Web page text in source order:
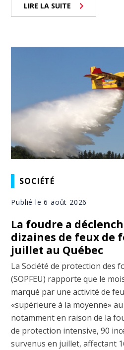
LIRE LA SUITE
SOCIÉTÉ
Publié le 6 août 2026
La foudre a
dizaines de feux de
juillet au Québec
La Société de protection des
(SOPFEU) rapporte que le
marqué par une activité de
«supérieure à la moyenne»
notamment en raison de la
de protection intensive, 90
survenus en juillet, affectant